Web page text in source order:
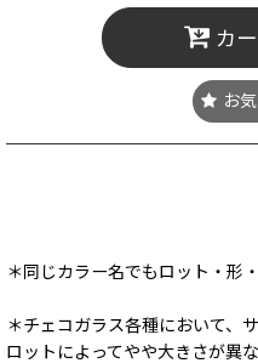
カ
お
＊同じカラー名でもロット・形
＊チェコガラス各種において、
ロットによってやや大きさが異